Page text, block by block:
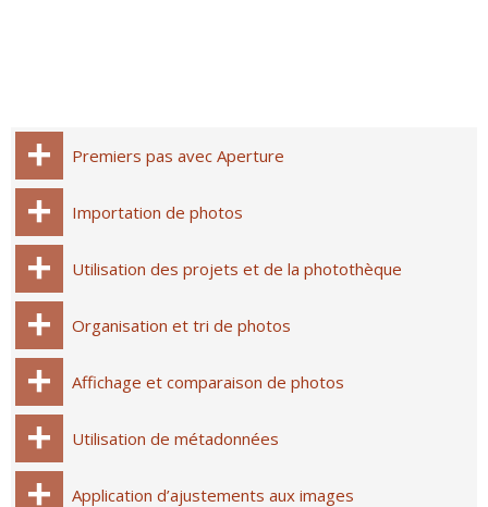
Premiers pas avec Aperture
Importation de photos
Utilisation des projets et de la photothèque
Organisation et tri de photos
Affichage et comparaison de photos
Utilisation de métadonnées
Application d’ajustements aux images